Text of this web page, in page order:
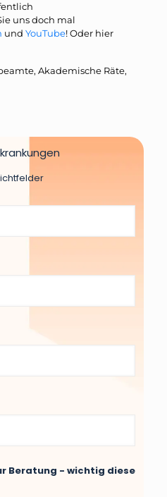
uns doch mal
und YouTube! Oder hier
Akademische Räte,
Beratung - wichtig diese